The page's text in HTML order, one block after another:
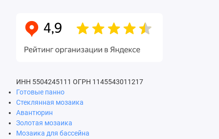
ИНН 5504245111 ОГРН 1145543011217
Готовые панно
Стеклянная мозаика
Авантюрин
Золотая мозаика
Мозаика для бассейна